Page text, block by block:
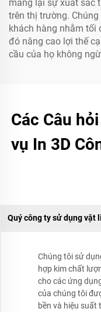
mang lại sự xuất sắc
trên thị trường.
khách hàng nhằm tối
đó nâng cao lợi thế
cầu của họ không
Các Câu
vụ In 3D
Quý công ty sử dụng vật
Chúng tôi sử
hợp kim chất
cho các ứng
của chúng tôi
bền và hiệu